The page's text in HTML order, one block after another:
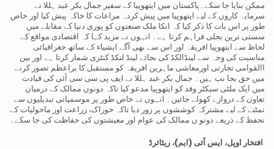
ممکن بنایا جا سکے۔پاکستان میں ایتھوپیا کے سفیر جمال بکر عبد ہللا نے
سرمایہ کاروں کے لیے ایتھوپیا میں پیش کردہ مراعات کا خاکہ پیش کیا اور خاص
طور پر اس بات کا ذکر کیا کہ انکا ملک صنعتوں کو پوری دنیا کے مقابلے میں
سستی ترین بجلی فراہم کرتا ہے۔ انہوں نے مزید کہا کہ اقتصادی مواقع کے
لحاظ سے ایتھوپیا افریقہ اور اس سے بھی آگے ایشیاء کے ساتھ جغرافیائی
مناسبت کی وجہ سے لینڈالکڈ کی بجائے لینڈ لنکڈ کنٹری شمار کرتا ہے اور بین
االقوامی تجارتی اورمعاشی ماہرین افریقہ کو مستقبل کا براعظم تصور کرنے
میں حق بجا نب ہیں۔ جمال بکر عبد ہللا نے ایف پی سی سی آئی کی قیادت
میں ایک ملٹی سیکٹر وفد کو ایتھوپیا مدعو کیا تاکہ دونوں ممالک کے درمیان
تعاون کے دروازے کھولے جائیں۔ انہوں نے خاص طور پر موسمیاتی تبدیلیوں سے
نمٹنے کے لیے مشترکہ کوششوں پر زور دیا تاکہ خوراک، زراعت اور ماحولیات کے
تحفظ کے ذریعے دونو ں ممالک کی عوام اور معیشتوں کی حفاظت کی جا سکے۔
افتخار اوپل، ایس آئی (ایم)، ریٹائرڈ